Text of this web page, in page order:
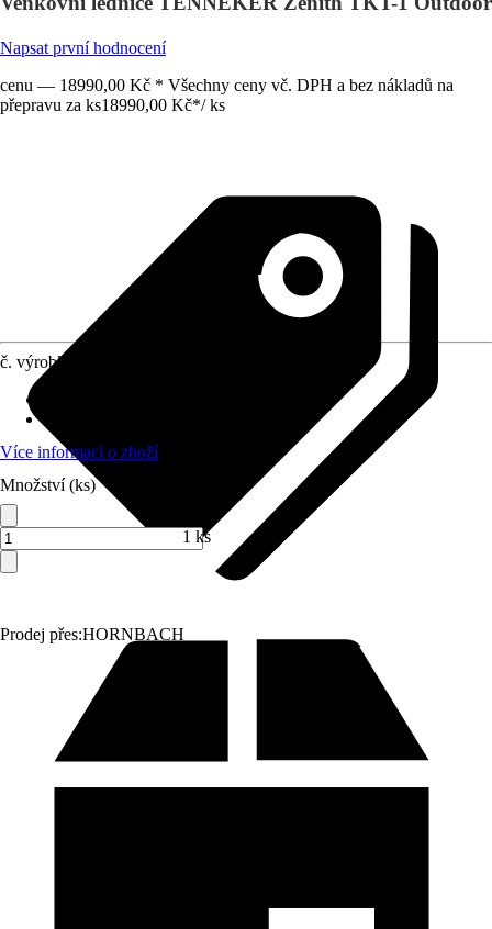
Napsat první hodnocení
cenu — 18990,00 Kč * Všechny ceny vč. DPH a bez nákladů na
přepravu za ks18990,00 Kč*/ ks
Prodej přes:HORNBACH
č. výrobku
Více informací o zboží
Množství (ks)
1 ks